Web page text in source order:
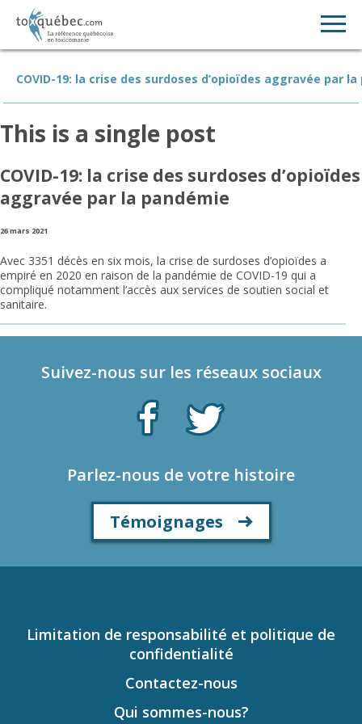
COVID-19: la crise des surdoses d’opioïdes aggravée par
This is a single post
COVID-19: la crise des surdoses d’opioïdes
aggravée par la pandémie
26 mars 2021
Avec 3351 décès en six mois, la crise de surdoses d’opioïdes a
empiré en 2020 en raison de la pandémie de COVID-19 qui a
compliqué notamment l’accès aux services de soutien social et
sanitaire.
Suivez-nous sur les réseaux sociaux
Parlez-nous de votre histoire
Témoignages
Limitation de responsabilité et politique de
confidentialité
Contactez-nous
Qui sommes-nous?